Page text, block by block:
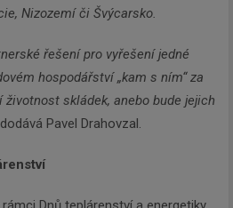
Nizozemí či Švýcarsko.
řešení pro vyřešení jedné
hospodářství „kam s ním“ za
skládek, anebo bude jejich
Pavel Drahovzal.